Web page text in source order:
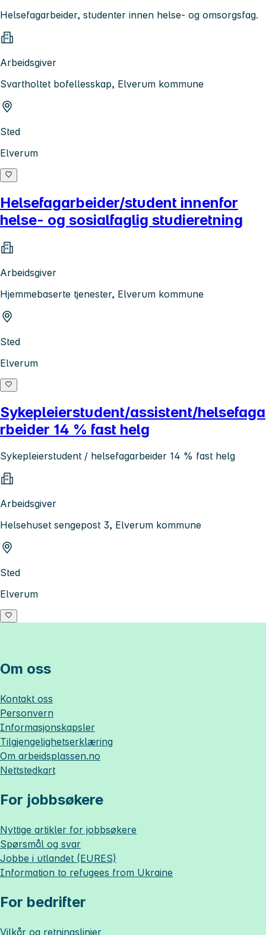
Helsefagarbeider, studenter innen helse- og omsorgsfag.
Arbeidsgiver
Svartholtet bofellesskap, Elverum kommune
Sted
Elverum
Helsefagarbeider/student innenfor
helse- og sosialfaglig studieretning
Arbeidsgiver
Hjemmebaserte tjenester, Elverum kommune
Sted
Elverum
Sykepleierstudent/assistent/helsefaga
rbeider 14 % fast helg
Sykepleierstudent / helsefagarbeider 14 % fast helg
Arbeidsgiver
Helsehuset sengepost 3, Elverum kommune
Sted
Elverum
Om oss
Kontakt oss
Personvern
Informasjonskapsler
Tilgjengelighetserklæring
Om arbeidsplassen.no
Nettstedkart
For jobbsøkere
Nyttige artikler for jobbsøkere
Spørsmål og svar
Jobbe i utlandet (EURES)
Information to refugees from Ukraine
For bedrifter
Vilkår og retningslinjer